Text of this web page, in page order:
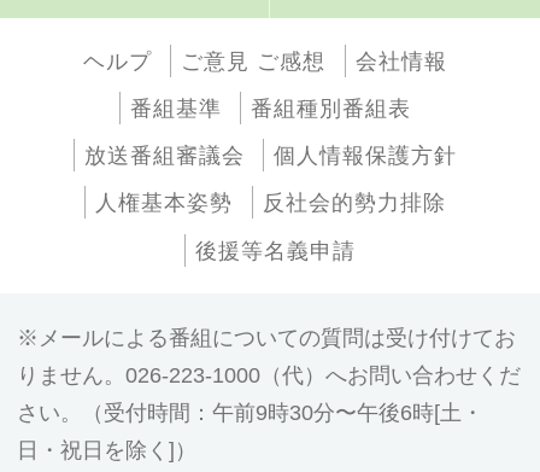
ヘルプ ご意見 ご感想
会社情報
番組基準
番組種別番組表
放送番組審議会
個人情報保護方針
人権基本姿勢
反社会的勢力排除
後援等名義申請
メールによる番組についての質問は受け付けてお
りません。026-223-1000（代）へお問い合わせくだ
さい。（受付時間：午前9時30分〜午後6時[土・
日・祝日を除く]）